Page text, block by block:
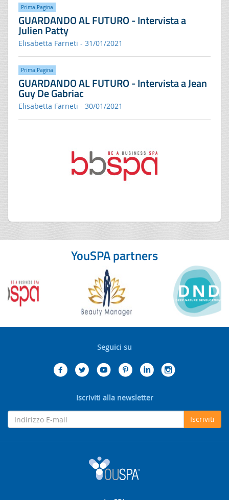
Prima Pagina
GUARDANDO AL FUTURO - Intervista a
Julien Patty
Elisabetta Farneti - 31/01/2021
Prima Pagina
GUARDANDO AL FUTURO - Intervista a Jean
Guy De Gabriac
Elisabetta Farneti - 30/01/2021
YouSPA partners
Seguici su
Iscriviti alla newsletter
Iscriviti